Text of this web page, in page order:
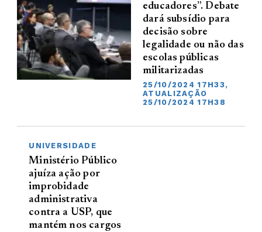
educadores”. Debate
dará subsídio para
decisão sobre
legalidade ou não das
escolas públicas
militarizadas
25/10/2024 17H33,
ATUALIZAÇÃO
25/10/2024 17H38
UNIVERSIDADE
Ministério Público
ajuíza ação por
improbidade
administrativa
contra a USP, que
mantém nos cargos